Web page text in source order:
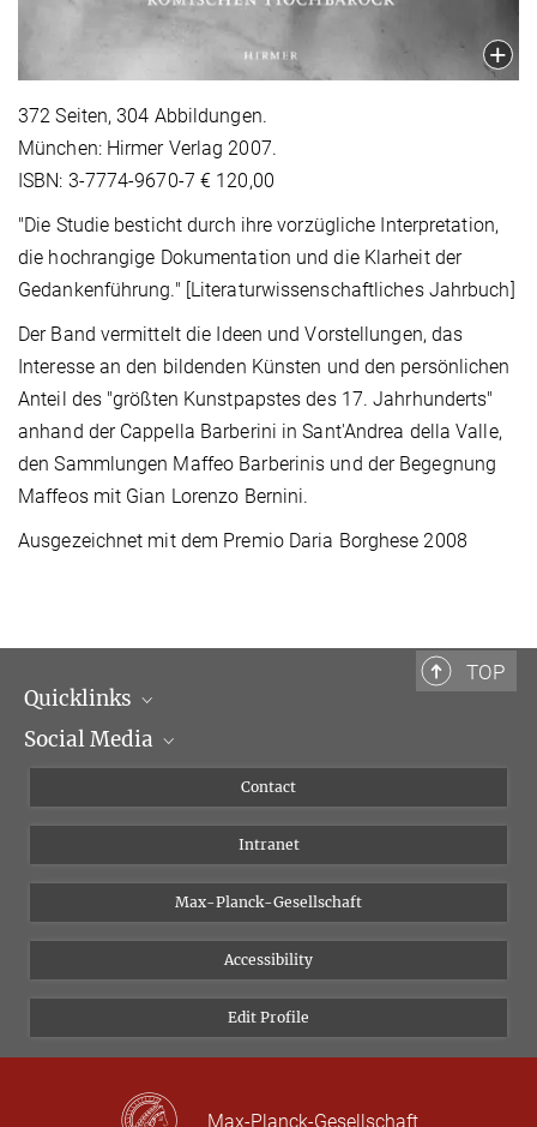
372 Seiten, 304 Abbildungen.
München: Hirmer Verlag 2007.
ISBN: 3-7774-9670-7 € 120,00
"Die Studie besticht durch ihre vorzügliche Interpretation,
die hochrangige Dokumentation und die Klarheit der
Gedankenführung." [Literaturwissenschaftliches Jahrbuch]
Der Band vermittelt die Ideen und Vorstellungen, das
Interesse an den bildenden Künsten und den persönlichen
Anteil des "größten Kunstpapstes des 17. Jahrhunderts"
anhand der Cappella Barberini in Sant'Andrea della Valle,
den Sammlungen Maffeo Barberinis und der Begegnung
Maffeos mit Gian Lorenzo Bernini.
Ausgezeichnet mit dem Premio Daria Borghese 2008
TOP
Quicklinks
Scientific Departments
Social Media
Instagram
Bluesky
Vimeo
Newsletter
Contact
Intranet
Max-Planck-Gesellschaft
Accessibility
Edit Profile
Max-Planck-Gesellschaft